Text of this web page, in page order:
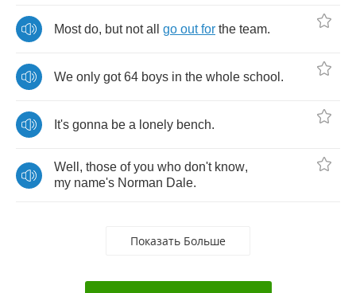
Most do, but not all go out for the team.
We only got64 boys in the whole school .
It's gonna be a lonely bench.
Well , those of you who don't know,
my name's Norman Dale.
Показать Больше